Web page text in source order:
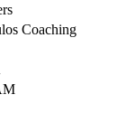
Coaching